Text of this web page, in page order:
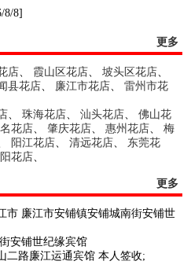
8/8]
更多
店、 霞山区花店、坡头区花店、
县花店、 廉江市花店、雷州市花
、珠海花店、汕头花店、佛山花
花店、肇庆花店、惠州花店、梅
阳江花店、清远花店、 东莞花
花店、
更多
市 廉江市安铺镇安铺城南街安铺世
安铺世纪缘宾馆
二路廉江运通宾馆 本人签收;